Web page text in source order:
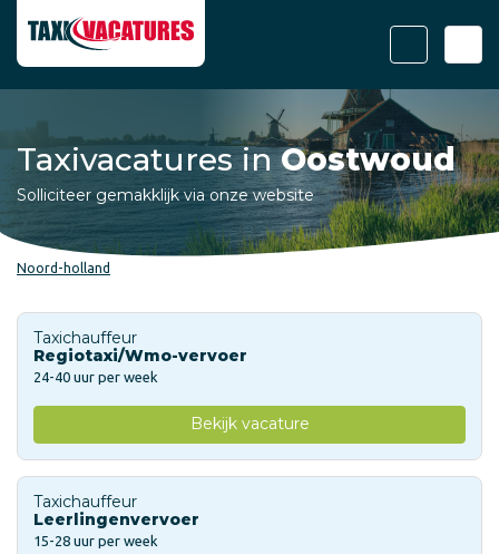
Taxivacatures inOostwoud
Solliciteer gemakklijk via onze website
Noord-holland
Taxichauffeur
Regiotaxi/Wmo-vervoer
24-40 uur per week
Bekijk vacature
Taxichauffeur
Leerlingenvervoer
15-28 uur per week